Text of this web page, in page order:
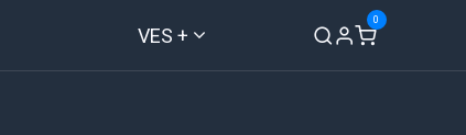
VES +
0